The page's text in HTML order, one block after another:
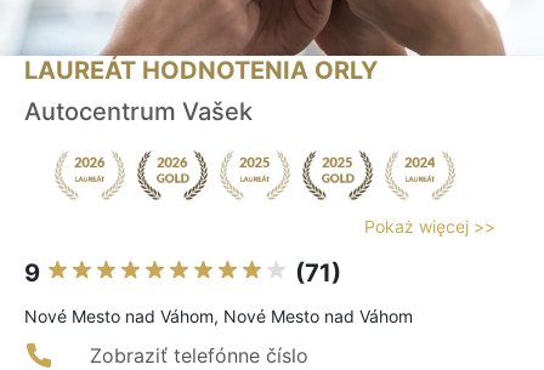
LAUREÁT HODNOTENIA ORLY
Autocentrum Vašek
Pokaż więcej >>
9 (71)
Nové Mesto nad Váhom, Nové Mesto nad Váhom
Zobraziť telefónne číslo